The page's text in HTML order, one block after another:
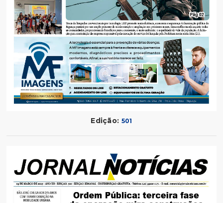
Edição: 501